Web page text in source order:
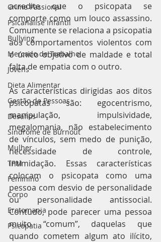
Crime Passional
Psicanálise Infantil
Bullying
Mercado de Trabalho
Jovens
Dieta Alimentar
Gestão de Pessoas
Desafios
Síndrome de Burnout
Mulher
TPM
Feminino
Corpo
Erotomania
Psicopatia
acredite que o psicopata se
comporte como um louco assassino.
Comumente se relaciona a psicopatia
aos comportamentos violentos com
o único objetivo de maldade e total
falta de empatia com o outro.
As características dirigidas aos ditos
psicopatas são: egocentrismo,
manipulação, impulsividade,
megalomania, não estabelecimento
de vínculos, sem medo de punição,
necessidade de controle,
intimidação. Essas características
colocam o psicopata como uma
pessoa com desvio de personalidade
ou personalidade antissocial.
Contudo, pode parecer uma pessoa
muito “comum”, daquelas que
quando cometem algum ato ilícito,